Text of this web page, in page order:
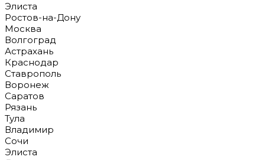
Элиста
Ростов-на-Дону
Москва
Волгоград
Астрахань
Краснодар
Ставрополь
Воронеж
Саратов
Рязань
Тула
Владимир
Сочи
Элиста